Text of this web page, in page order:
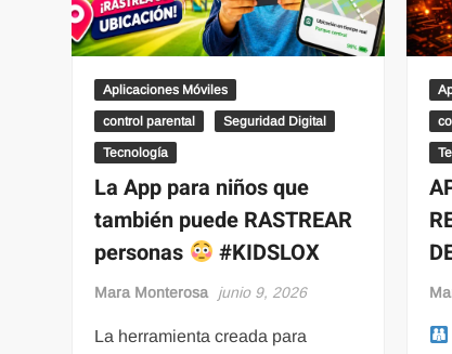
Aplicaciones Móviles
control parental Seguridad Digital
Tecnología
La App para niños que
también puede RASTREAR
personas
#KIDSLOX
Mara Monterosa junio 9, 2026
La herramienta creada para